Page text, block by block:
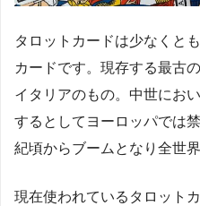
タロットカードは少なくと
カードです。現存する最古
イタリアのもの。中世にお
するとしてヨーロッパでは
紀頃からブームとなり全世
現在使われているタロット